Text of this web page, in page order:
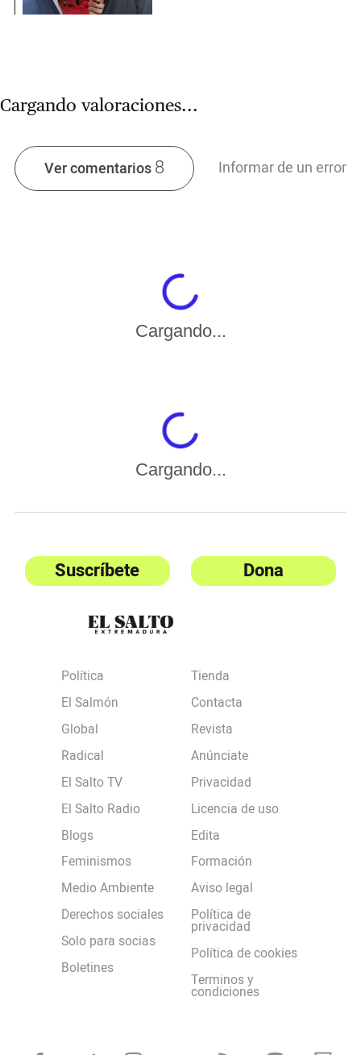
Cargando valoraciones...
Ver comentarios8 Informar de un error
Cargando...
Cargando...
Suscríbete Dona
Política
El Salmón
Global
Radical
El Salto TV
El Salto Radio
Blogs
Feminismos
Medio Ambiente
Derechos sociales
Solo para socias
Boletines
Tienda
Contacta
Revista
Anúnciate
Privacidad
Licencia de uso
Edita
Formación
Aviso legal
Política de
privacidad
Política de cookies
Terminos y
condiciones